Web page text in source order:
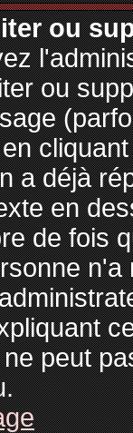
ou
ou
a déjà
en
de fois
peut